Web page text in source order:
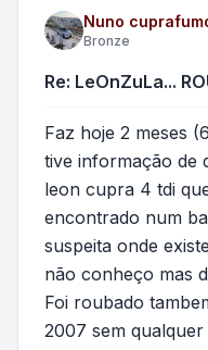
Nuno
Bronze
Re: LeOnZuLa...
Faz hoje 2 meses
tive informação de
leon cupra 4 tdi
encontrado num
suspeita onde
não conheço mas
Foi roubado
2007 sem